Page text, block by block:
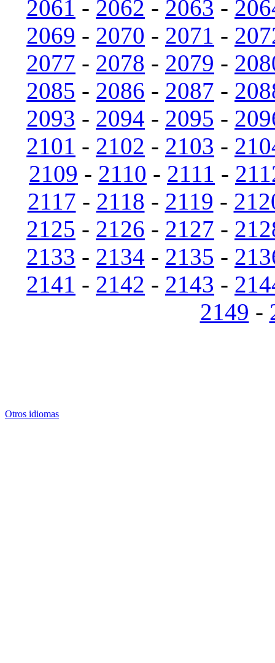
2061 - 2062 - 2063 -
2069 - 2070 - 2071 -
2077 - 2078 - 2079 -
2085 - 2086 - 2087 -
2093 - 2094 - 2095 -
2101 - 2102 - 2103 -
2109 - 2110 - 2111 -
2117 - 2118 - 2119 -
2125 - 2126 - 2127 -
2133 - 2134 - 2135 -
2141 - 2142 - 2143 -
2149 -
Otros idiomas